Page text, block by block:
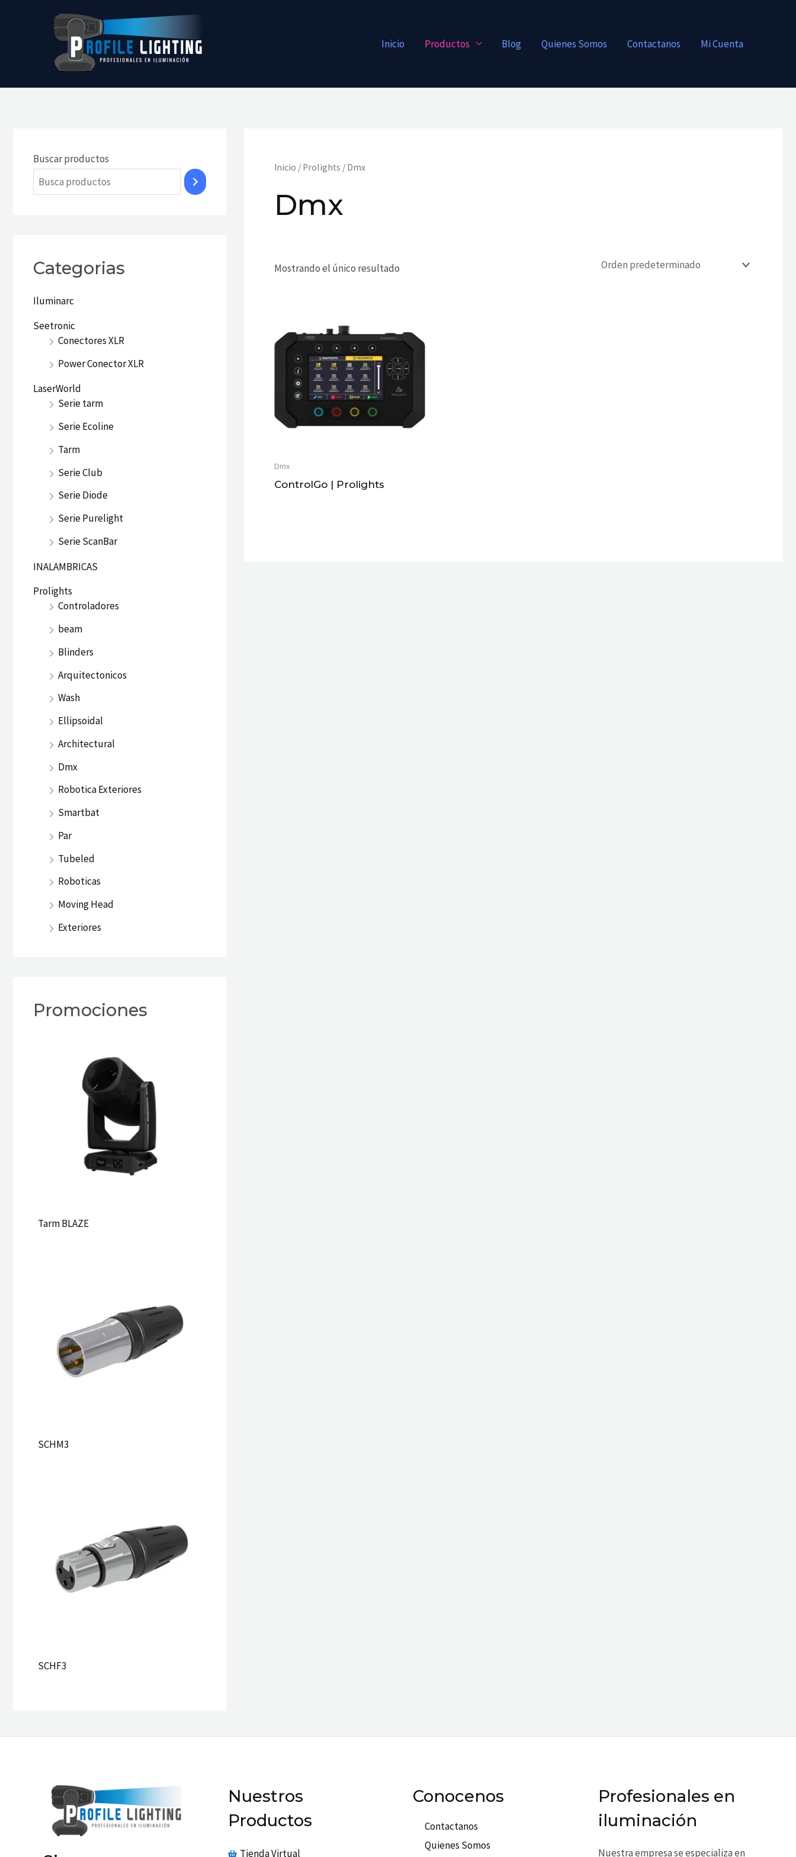
Inicio Productos Blog Quienes Somos Contactanos Mi Cuenta
Buscar productos
Categorias
Iluminarc
Seetronic
Conectores XLR
Power Conector XLR
LaserWorld
Serie tarm
Serie Ecoline
Tarm
Serie Club
Serie Diode
Serie Purelight
Serie ScanBar
INALAMBRICAS
Prolights
Controladores
beam
Blinders
Arquitectonicos
Wash
Ellipsoidal
Architectural
Dmx
Robotica Exteriores
Smartbat
Par
Tubeled
Roboticas
Moving Head
Exteriores
Promociones
Tarm BLAZE
SCHM3
SCHF3
Inicio / Prolights / Dmx
Dmx
Mostrando el único resultado
Dmx
ControlGo | Prolights
Nuestros
Productos
Tienda Virtual
Conocenos
Contactanos
Quienes Somos
Profesionales en
iluminación
Nuestra empresa se especializa en